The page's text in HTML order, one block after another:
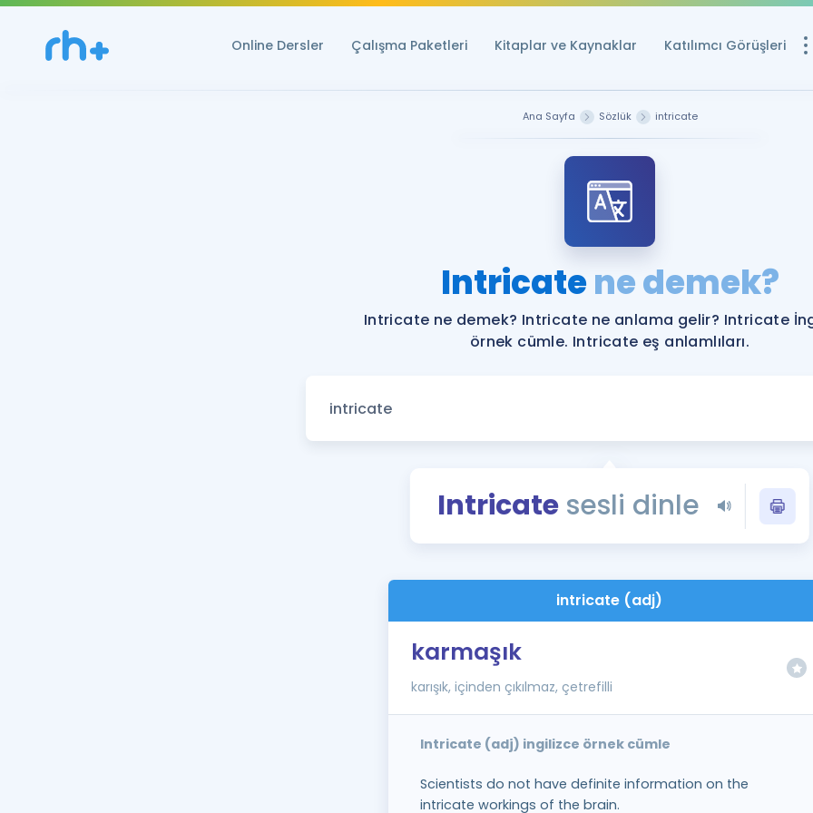
Online Dersler Çalışma Paketleri Kitaplar ve Kaynaklar Katılımcı Görüşleri
YDS ve YÖKDİL
Rehberlik Aracı
YDS ve YÖKDİL'e
Tüm ÖSYM
YDS - YÖKDİL
İngilizce Gramer
Ana Sayfa Sözlük intricate
Intricatene demek?
Intricate ne demek? Intricate ne anlama gelir? Intricate
örnek cümle. Intricate eş anlamlıları.
Intricatesesli dinle
intricate (adj)
karmaşık
karışık, içinden çıkılmaz, çetrefilli
Intricate (adj) ingilizce örnek cümle
Scientists do not have definite information on the
intricate workings of the brain.